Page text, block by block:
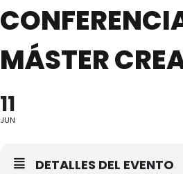
MÁSTER
11
JUN
DETALLES DEL EVENTO